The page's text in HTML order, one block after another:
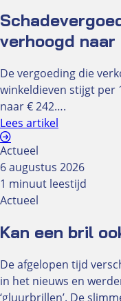
Oculus
Abonnement
Adverteren
Redactie
Oculus 2024
Bekijk alle
Oculus 2025
Bekijk alle
Bekijk alle
NUVO Talk
verhoogd
De vergoeding die
winkeldieven stijgt per
naar € 242….
Lees artikel
Actueel
6 augustus 2026
1 minuut leestijd
Actueel
Kan een bril
De afgelopen tijd
in het nieuws en
‘gluurbrillen’. De